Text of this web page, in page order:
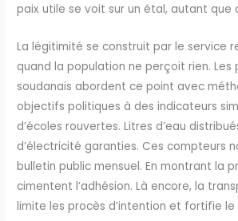
paix utile se voit sur un étal, autant que
La légitimité se construit par le service
quand la population ne perçoit rien. Les
soudanais abordent ce point avec
objectifs politiques à des indicateurs
d’écoles rouvertes. Litres d’eau
d’électricité garanties. Ces compteurs
bulletin public mensuel. En montrant la
cimentent l’adhésion. Là encore, la
limite les procès d’intention et fortifie